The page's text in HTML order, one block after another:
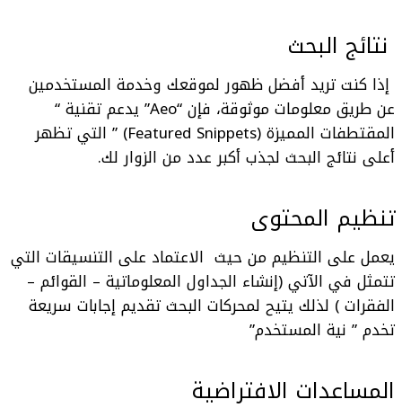
نتائج البحث
إذا كنت تريد أفضل ظهور لموقعك وخدمة المستخدمين
عن طريق معلومات موثوقة، فإن “Aeo” يدعم تقنية “
المقتطفات المميزة (Featured Snippets)
” التي تظهر
أعلى نتائج البحث لجذب أكبر عدد من الزوار لك.
تنظيم المحتوى
يعمل على التنظيم من حيث الاعتماد على التنسيقات التي
تتمثل في الآتي (إنشاء الجداول المعلوماتية – القوائم –
الفقرات ) لذلك يتيح لمحركات البحث تقديم إجابات سريعة
تخدم ” نية المستخدم”
المساعدات الافتراضية